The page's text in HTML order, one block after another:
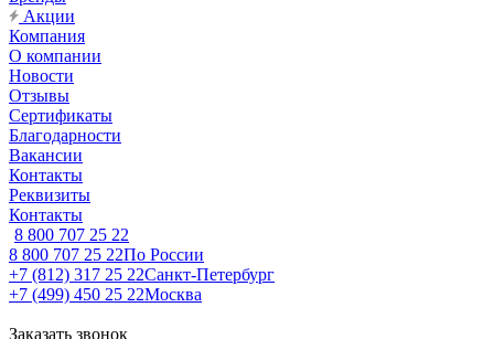
Акции
Компания
О компании
Новости
Отзывы
Сертификаты
Благодарности
Вакансии
Контакты
Реквизиты
Контакты
8 800 707 25 22
8 800 707 25 22По России
+7 (812) 317 25 22Санкт-Петербург
+7 (499) 450 25 22Москва
Заказать звонок